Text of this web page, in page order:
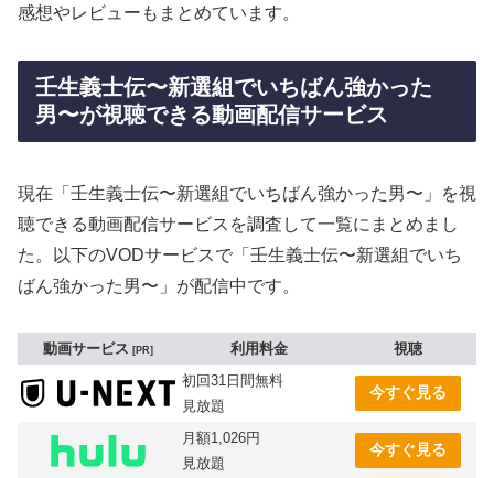
感想やレビューもまとめています。
壬生義士伝〜新選組でいちばん強かった
男〜が視聴できる動画配信サービス
現在「壬生義士伝〜新選組でいちばん強かった男〜」を視
聴できる動画配信サービスを調査して一覧にまとめまし
た。以下のVODサービスで「壬生義士伝〜新選組でいち
ばん強かった男〜」が配信中です。
動画サービス PR 利用料金
視聴
初回31日間無料
見放題
今すぐ見る
月額1,026円
見放題
今すぐ見る